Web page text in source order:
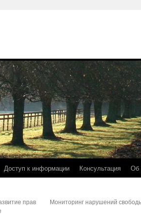
Доступ к информации Консультация Об
прав
Мониторинг нарушений